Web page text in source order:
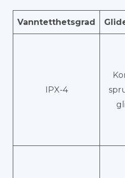
Vanntetthetsgrad
IPX-4